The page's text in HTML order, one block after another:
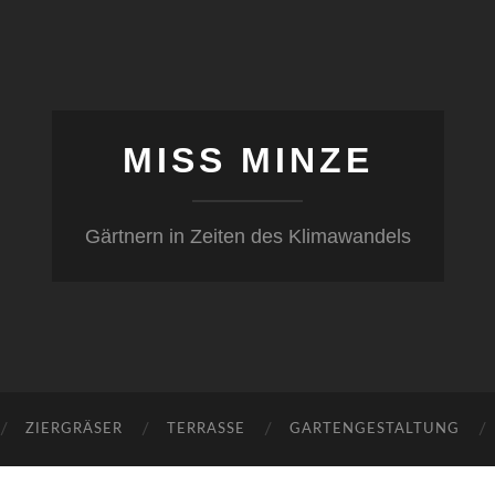
MISS MINZE
Gärtnern in Zeiten des Klimawandels
ZIERGRÄSER TERRASSE GARTENGESTALTUNG